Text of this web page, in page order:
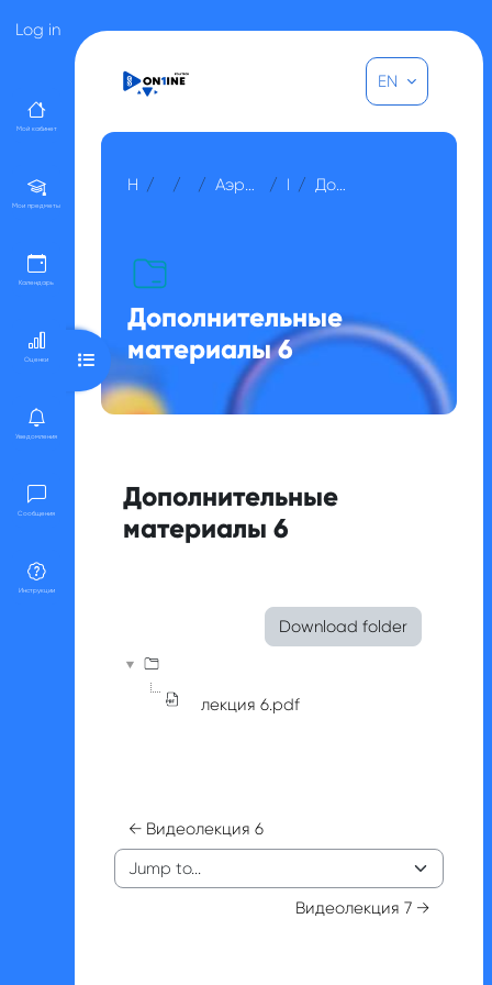
Log in
Мой кабинет
Мои предметы
Календарь
Оценки
Уведомления
Сообщения
Инструкции
EN
Home CoursesПрочееАэрокосмические методы съемок Неделя 6 Дополнительные материалы 6
Дополнительные
материалы 6
Open course index
Дополнительные
материалы 6
Download folder
лекция 6.pdf
← Видеолекция 6
Jump to...
Видеолекция 7 →